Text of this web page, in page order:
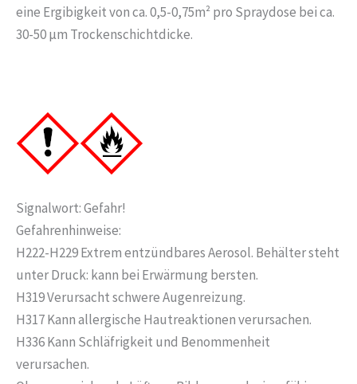
eine Ergibigkeit von ca. 0,5-0,75m² pro Spraydose bei ca.
30-50 µm Trockenschichtdicke.
Signalwort: Gefahr!
Gefahrenhinweise:
H222-H229 Extrem entzündbares Aerosol. Behälter steht
unter Druck: kann bei Erwärmung bersten.
H319 Verursacht schwere Augenreizung.
H317 Kann allergische Hautreaktionen verursachen.
H336 Kann Schläfrigkeit und Benommenheit
verursachen.